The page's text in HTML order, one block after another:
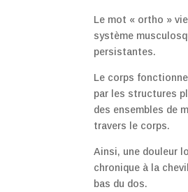
Le mot « ortho »
système
persistantes.
Le corps
par les structures
des ensembles de
travers le corps.
Ainsi, une douleur
chronique à la
bas du dos.